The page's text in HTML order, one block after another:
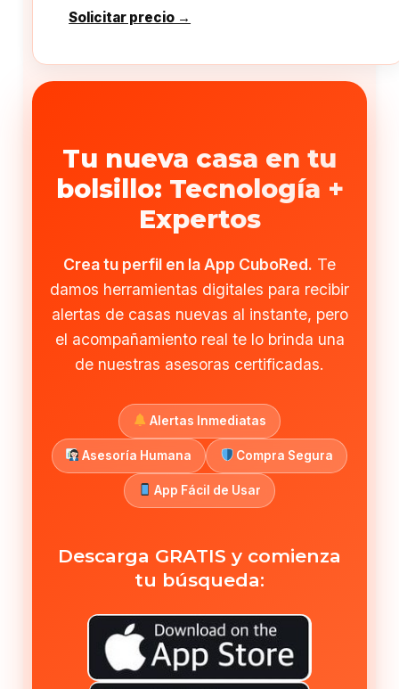
Solicitar precio →
Tu nueva casa en tu
bolsillo: Tecnología +
Expertos
Crea tu perfil en la App CuboRed. Te
damos herramientas digitales para recibir
alertas de casas nuevas al instante, pero
el acompañamiento real te lo brinda una
de nuestras asesoras certificadas.
Alertas Inmediatas
Asesoría Humana Compra Segura
App Fácil de Usar
Descarga GRATIS y comienza
tu búsqueda: